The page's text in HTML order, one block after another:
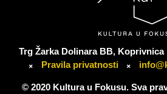
Trg Žarka Dolinara BB, Koprivnica
Pravila privatnosti
© 2020 Kultura u Fokusu. Sva